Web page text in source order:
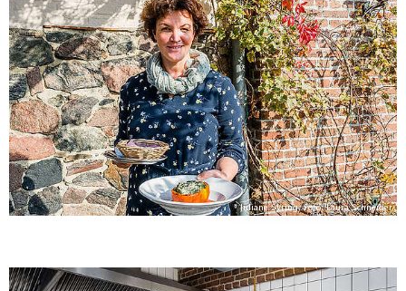
Juliane Syring, Foto: Laura Schneider